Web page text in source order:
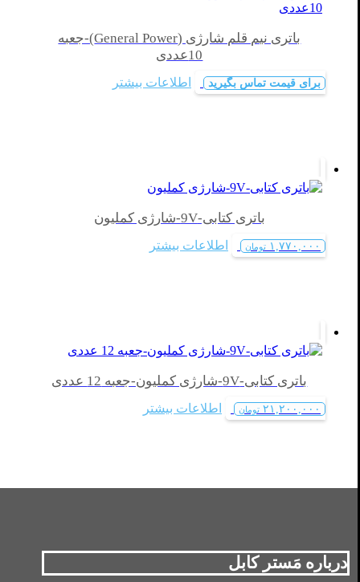
باتری نیم قلم شارژی (General Power)-جعبه
10عددی
برای قیمت تماس بگیرید اطلاعات بیشتر
باتری کتابی-9V-شارژی کملیون
۱,۷۷۰,۰۰۰ تومان اطلاعات بیشتر
باتری کتابی-9V-شارژی کملیون-جعبه 12 عددی
۲۱,۲۰۰,۰۰۰ تومان اطلاعات بیشتر
درباره مَستر کابل